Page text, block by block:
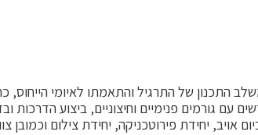
התכנון של התרגיל והתאמתו לאיומי הייחוס,
עם גורמים פנימיים וחיצוניים, ביצוע הדרכות
אויב, יחידת פירוטכניקה, יחידת צילום וכמובן